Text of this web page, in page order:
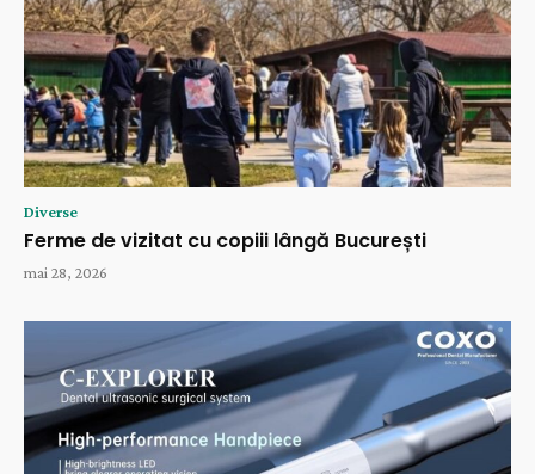
Diverse
Ferme de vizitat cu copiii lângă București
mai 28, 2026